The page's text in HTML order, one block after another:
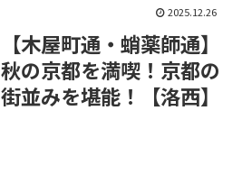
2025.12.26
【木屋町通・蛸薬師通】
秋の京都を満喫！京都の
街並みを堪能！【洛西】